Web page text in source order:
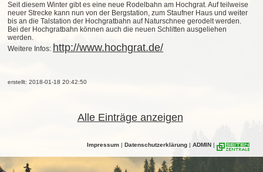
Seit diesem Winter gibt es eine neue Rodelbahn am Hochgrat. Auf teilweise
neuer Strecke kann nun von der Bergstation, zum Staufner Haus und weiter
bis an die Talstation der Hochgratbahn auf Naturschnee gerodelt werden.
Bei der Hochgratbahn können auch die neuen Schlitten ausgeliehen
werden.
Weitere Infos: http://www.hochgrat.de/
erstellt: 2018-01-18 20:42:50
Alle Einträge anzeigen
Impressum | Datenschutzerklärung | ADMIN |